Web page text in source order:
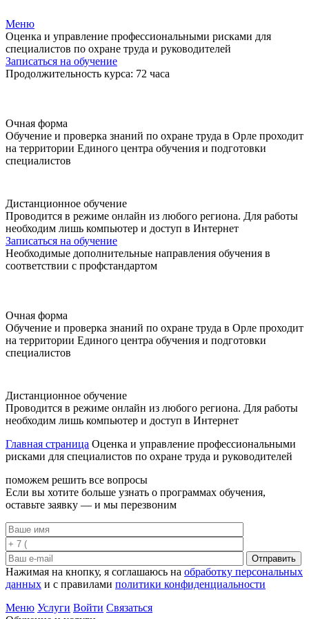
Меню
Оценка и управление профессиональными рисками для
специалистов по охране труда и руководителей
Записаться на обучение
Продолжительность курса: 72 часа
Очная форма
Обучение и проверка знаний по охране труда в Орле проходит
на территории Единого центра обучения и подготовки
специалистов
Дистанционное обучение
Проводится в режиме онлайн из любого региона. Для работы
необходим лишь компьютер и доступ в Интернет
Записаться на обучение
Необходимые дополнительные направления обучения в
соответствии с профстандартом
Очная форма
Обучение и проверка знаний по охране труда в Орле проходит
на территории Единого центра обучения и подготовки
специалистов
Дистанционное обучение
Проводится в режиме онлайн из любого региона. Для работы
необходим лишь компьютер и доступ в Интернет
Главная страница Оценка и управление профессиональными
рисками для специалистов по охране труда и руководителей
поможем решить все вопросы
Если вы хотите больше узнать о программах обучения,
оставьте заявку — и мы перезвоним
Отправить
Нажимая на кнопку, я соглашаюсь на обработку персональных
данных и с правилами политики конфиденциальности
Меню Услуги Войти Связаться